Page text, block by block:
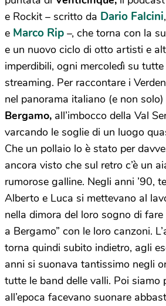
e Rockit – scritto da Dario Falcini,
e Marco Rip –, che torna con la
e un nuovo ciclo di otto artisti e
imperdibili, ogni mercoledì su
streaming. Per raccontare i
nel panorama italiano (e non
Bergamo, all’imbocco della Val
varcando le soglie di un luogo
Che un pollaio lo è stato per
ancora visto che sul retro c’è un
rumorose galline. Negli anni ’90,
Alberto e Luca si mettevano al
nella dimora del loro sogno di
a Bergamo” con le loro canzoni.
torna quindi subito indietro, agli
anni si suonava tantissimo negli
tutte le band delle valli. Poi siamo
all’epoca facevano suonare